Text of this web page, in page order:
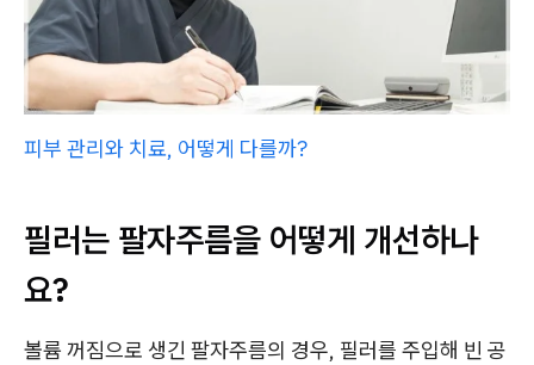
피부 관리와 치료, 어떻게 다를까?
필러는 팔자주름을 어떻게 개선하나
요?
볼륨 꺼짐으로 생긴 팔자주름의 경우, 필러를 주입해 빈 공